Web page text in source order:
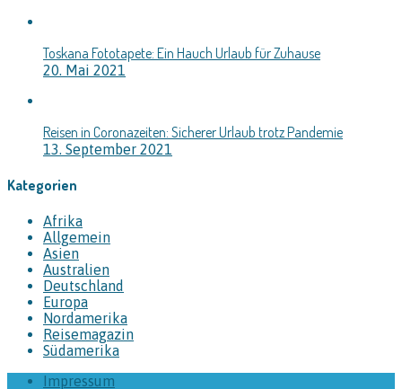
Toskana Fototapete: Ein Hauch Urlaub für Zuhause
20. Mai 2021
Reisen in Coronazeiten: Sicherer Urlaub trotz Pandemie
13. September 2021
Kategorien
Afrika
Allgemein
Asien
Australien
Deutschland
Europa
Nordamerika
Reisemagazin
Südamerika
Impressum